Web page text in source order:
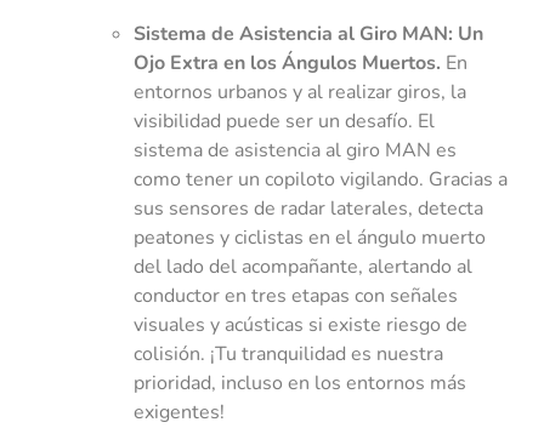
Sistema de Asistencia al Giro MAN: Un
Ojo Extra en los Ángulos Muertos. En
entornos urbanos y al realizar giros, la
visibilidad puede ser un desafío. El
sistema de asistencia al giro MAN es
como tener un copiloto vigilando. Gracias a
sus sensores de radar laterales, detecta
peatones y ciclistas en el ángulo muerto
del lado del acompañante, alertando al
conductor en tres etapas con señales
visuales y acústicas si existe riesgo de
colisión. ¡Tu tranquilidad es nuestra
prioridad, incluso en los entornos más
exigentes!